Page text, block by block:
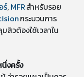
ร์, MFRสำหรับรอย
กระบวนการ
วต้องใช้เวลาใน
งครั้ง